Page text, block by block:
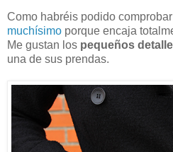
Como habréis podido comprobar
muchísimo porque encaja
Me gustan los pequeños
una de sus prendas.